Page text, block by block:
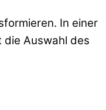
In einer
die Auswahl des